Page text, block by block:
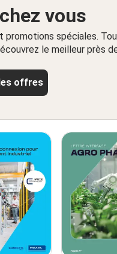
vous
spéciales.
le meilleur près
offres